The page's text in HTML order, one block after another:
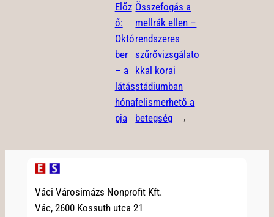
Előz
ő:
Októ
ber
– a
látás
hóna
pja
Összefogás a
mellrák ellen –
rendszeres
szűrővizsgálato
kkal korai
stádiumban
felismerhető a
betegség →
Váci Városimázs Nonprofit Kft.
Vác, 2600 Kossuth utca 21